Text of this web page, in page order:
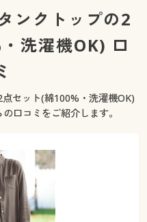
ンクトップの2
洗濯機OK) 口
セット(綿100%・洗濯機OK)
口コミをご紹介します。